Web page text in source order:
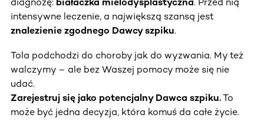
intensywne leczenie, a największą szansą jest
znalezienie zgodnego Dawcy szpiku.
Tola podchodzi do choroby jak do wyzwania. My też
walczymy – ale bez Waszej pomocy może się nie
udać.
Zarejestruj się jako potencjalny Dawca szpiku.To
może być jedna decyzja, która komuś da całe życie.